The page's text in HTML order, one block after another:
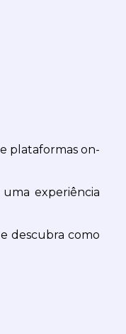
plataformas on-
experiência
descubra como